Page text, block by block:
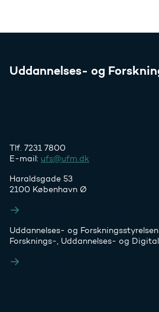
Uddannelses- og
Tlf. 7231 7800
E-mail: ufs@ufm.dk
Haraldsgade 53
2100 København Ø
Uddannelses- og
Forsknings-, Uddannelses- og